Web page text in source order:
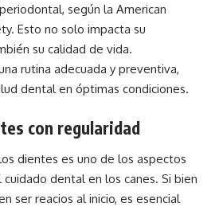
según la American
Esto no solo impacta su
su calidad de vida.
rutina adecuada y preventiva,
dental en óptimas condiciones.
con regularidad
dientes es uno de los aspectos
dental en los canes. Si bien
ser reacios al inicio, es esencial